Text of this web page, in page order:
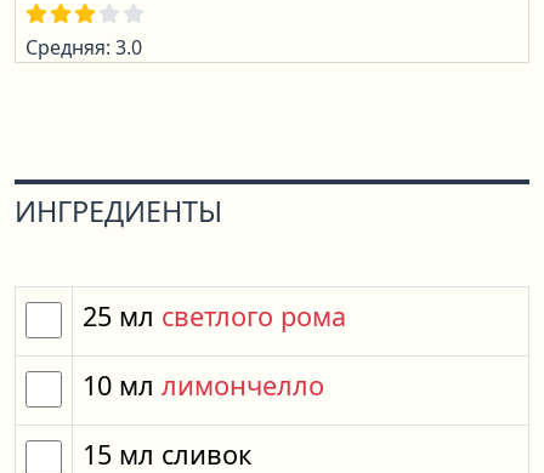
Средняя: 3.0
ИНГРЕДИЕНТЫ
25 мл светлого рома
10 мл лимончелло
15 мл сливок